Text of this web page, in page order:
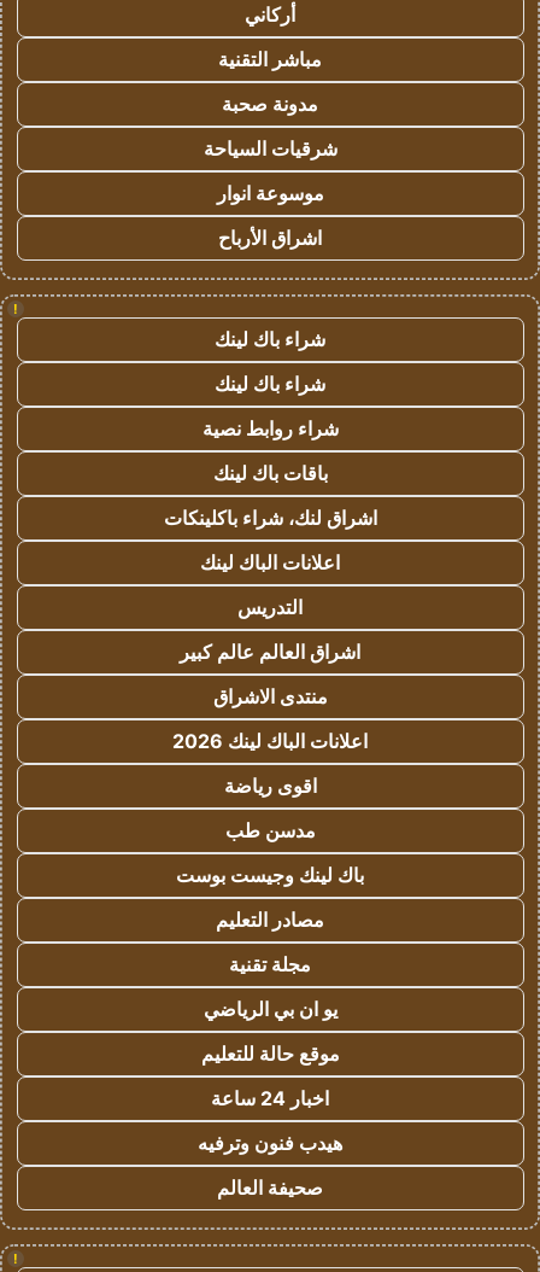
أركاني
مباشر التقنية
مدونة صحبة
شرقيات السياحة
موسوعة انوار
اشراق الأرباح
!
شراء باك لينك
شراء باك لينك
شراء روابط نصية
باقات باك لينك
اشراق لنك، شراء باكلينكات
اعلانات الباك لينك
التدريس
اشراق العالم عالم كبير
منتدى الاشراق
اعلانات الباك لينك 2026
اقوى رياضة
مدسن طب
باك لينك وجيست بوست
مصادر التعليم
مجلة تقنية
يو ان بي الرياضي
موقع حالة للتعليم
اخبار 24 ساعة
هيدب فنون وترفيه
صحيفة العالم
!